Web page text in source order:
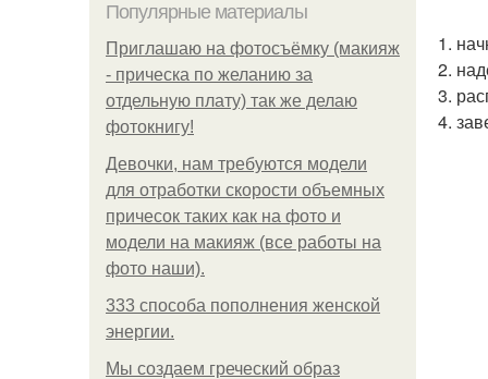
Популярные материалы
Приглашаю на фотосъёмку (макияж
- прическа по желанию за
отдельную плату) так же делаю
фотокнигу!
Девочки, нам требуются модели
для отработки скорости объемных
причесок таких как на фото и
модели на макияж (все работы на
фото наши).
333 способа пополнения женской
энергии.
Мы создаем греческий образ
1.
2.
3.
4.